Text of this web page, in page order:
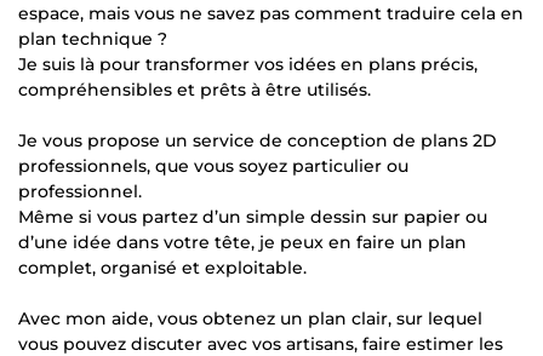
espace, mais vous ne savez pas comment traduire cela en
plan technique ?
Je suis là pour transformer vos idées en plans précis,
compréhensibles et prêts à être utilisés.
Je vous propose un service de conception de plans 2D
professionnels, que vous soyez particulier ou
professionnel.
Même si vous partez d’un simple dessin sur papier ou
d’une idée dans votre tête, je peux en faire un plan
complet, organisé et exploitable.
Avec mon aide, vous obtenez un plan clair, sur lequel
vous pouvez discuter avec vos artisans, faire estimer les